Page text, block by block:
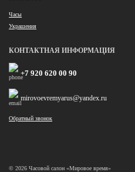
Часы
Украшения
КОНТАКТНАЯ ИНФОРМАЦИЯ
+7 920 620 00 90
mirovoevremyarus@yandex.ru
Обратный звонок
© 2026 Часовой салон «Мировое время»